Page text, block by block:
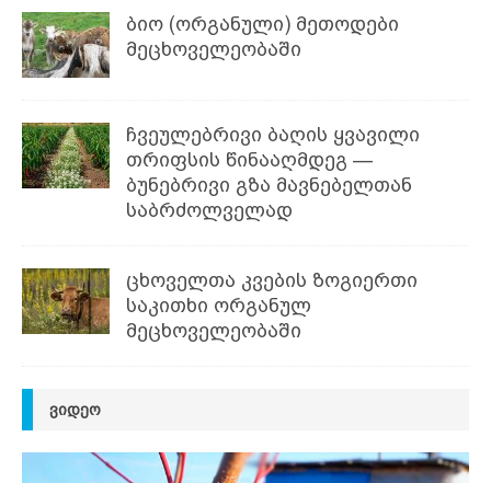
ბიო (ორგანული) მეთოდები
მეცხოველეობაში
ჩვეულებრივი ბაღის ყვავილი
თრიფსის წინააღმდეგ —
ბუნებრივი გზა მავნებელთან
საბრძოლველად
ცხოველთა კვების ზოგიერთი
საკითხი ორგანულ
მეცხოველეობაში
ᲕᲘᲓᲔᲝ